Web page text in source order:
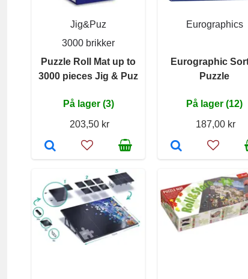
Jig&Puz
3000 brikker
Puzzle Roll Mat up to
3000 pieces Jig & Puz
På lager (3)
203,50 kr
Eurographics
Eurographic
Puzzle
På lager (12)
187,00 kr